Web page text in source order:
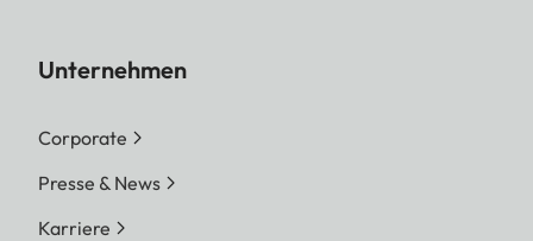
Unternehmen
Corporate
Presse & News
Karriere